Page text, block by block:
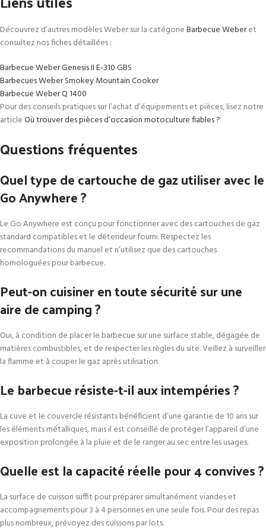
Découvrez d’autres modèles Weber sur la catégorieBarbecue Weberet
consultez nos fiches détaillées :
Barbecue Weber Genesis II E-310 GBS
Barbecues Weber Smokey Mountain Cooker
Barbecue Weber Q 1400
Pour des conseils pratiques sur l’achat d’équipements et pièces, lisez notre
articleOù trouver des pièces d’occasion motoculture fiables ?
Questions fréquentes
Quel type de cartouche de gaz utiliser avec le
Go Anywhere ?
Le Go Anywhere est conçu pour fonctionner avec des cartouches de gaz
standard compatibles et le détendeur fourni. Respectez les
recommandations du manuel et n’utilisez que des cartouches
homologuées pour barbecue.
Peut-on cuisiner en toute sécurité sur une
aire de camping ?
Oui, à condition de placer le barbecue sur une surface stable, dégagée de
matières combustibles, et de respecter les règles du site. Veillez à surveiller
la flamme et à couper le gaz après utilisation.
Le barbecue résiste-t-il aux intempéries ?
La cuve et le couvercle résistants bénéficient d’une garantie de 10 ans sur
les éléments métalliques, mais il est conseillé de protéger l’appareil d’une
exposition prolongée à la pluie et de le ranger au sec entre les usages.
Quelle est la capacité réelle pour 4 convives ?
La surface de cuisson suffit pour préparer simultanément viandes et
accompagnements pour 3 à 4 personnes en une seule fois. Pour des repas
plus nombreux, prévoyez des cuissons par lots.